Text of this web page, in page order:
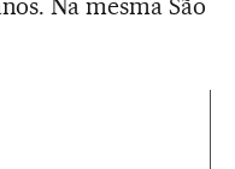
Na mesma São